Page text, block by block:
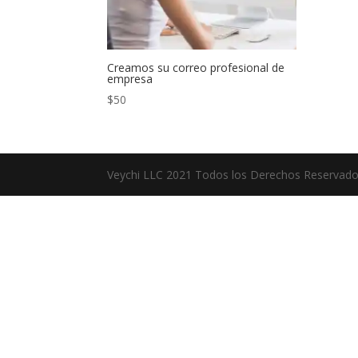
Creamos su correo profesional de
empresa
$50
Veychi LLC 2021 Todos los Derechos